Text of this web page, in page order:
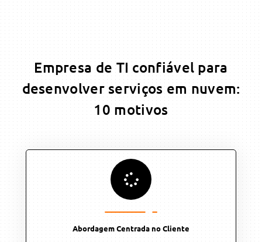
Empresa de TI confiável para
desenvolver serviços em nuvem:
10 motivos
Abordagem Centrada no Cliente